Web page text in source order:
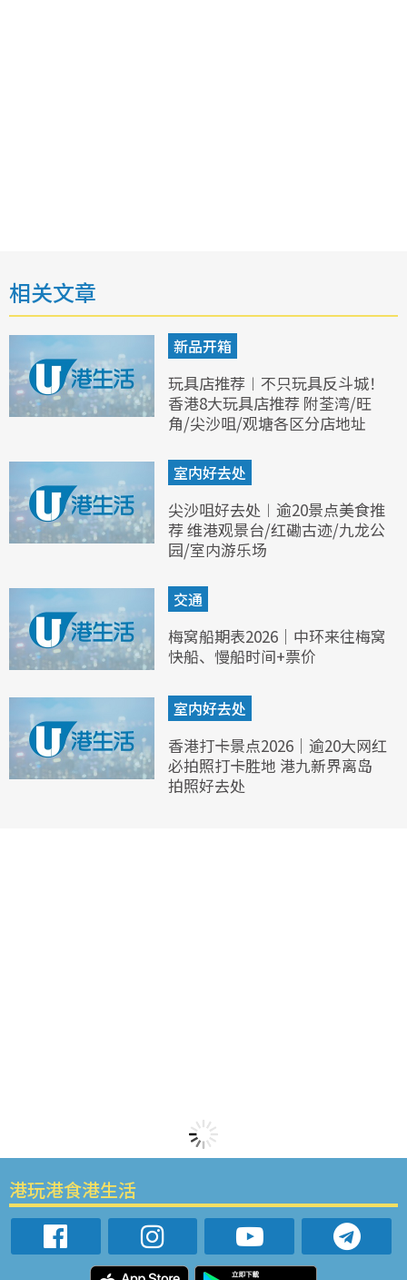
相关文章
新品开箱
玩具店推荐︱不只玩具反斗城！
香港8大玩具店推荐 附荃湾/旺
角/尖沙咀/观塘各区分店地址
室内好去处
尖沙咀好去处︱逾20景点美食推
荐 维港观景台/红磡古迹/九龙公
园/室内游乐场
交通
梅窝船期表2026｜中环来往梅窝
快船、慢船时间+票价
室内好去处
香港打卡景点2026｜逾20大网红
必拍照打卡胜地 港九新界离岛
拍照好去处
港玩港食港生活